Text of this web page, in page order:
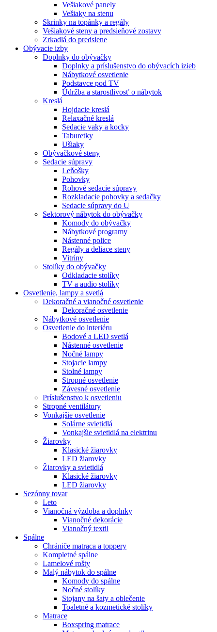
Vešiakové panely
Vešiaky na stenu
Skrinky na topánky a regály
Vešiakové steny a predsieňové zostavy
Zrkadlá do predsiene
Obývacie izby
Doplnky do obývačky
Doplnky a príslušenstvo do obývacích izieb
Nábytkové osvetlenie
Podstavce pod TV
Údržba a starostlivosť o nábytok
Kreslá
Hojdacie kreslá
Relaxačné kreslá
Sedacie vaky a kocky
Taburetky
Ušiaky
Obývačkové steny
Sedacie súpravy
Leňošky
Pohovky
Rohové sedacie súpravy
Rozkladacie pohovky a sedačky
Sedacie súpravy do U
Sektorový nábytok do obývačky
Komody do obývačky
Nábytkové programy
Nástenné police
Regály a deliace steny
Vitríny
Stolíky do obývačky
Odkladacie stolíky
TV a audio stolíky
Osvetlenie, lampy a svetlá
Dekoračné a vianočné osvetlenie
Dekoračné osvetlenie
Nábytkové osvetlenie
Osvetlenie do interiéru
Bodové a LED svetlá
Nástenné osvetlenie
Nočné lampy
Stojacie lampy
Stolné lampy
Stropné osvetlenie
Závesné osvetlenie
Príslušenstvo k osvetleniu
Stropné ventilátory
Vonkajšie osvetlenie
Solárne svietidlá
Vonkajšie svietidlá na elektrinu
Žiarovky
Klasické žiarovky
LED žiarovky
Žiarovky a svietidlá
Klasické žiarovky
LED žiarovky
Sezónny tovar
Leto
Vianočná výzdoba a doplnky
Vianočné dekorácie
Vianočný textil
Spálne
Chrániče matraca a toppery
Kompletné spálne
Lamelové rošty
Malý nábytok do spálne
Komody do spálne
Nočné stolíky
Stojany na šaty a oblečenie
Toaletné a kozmetické stolíky
Matrace
Boxspring matrace